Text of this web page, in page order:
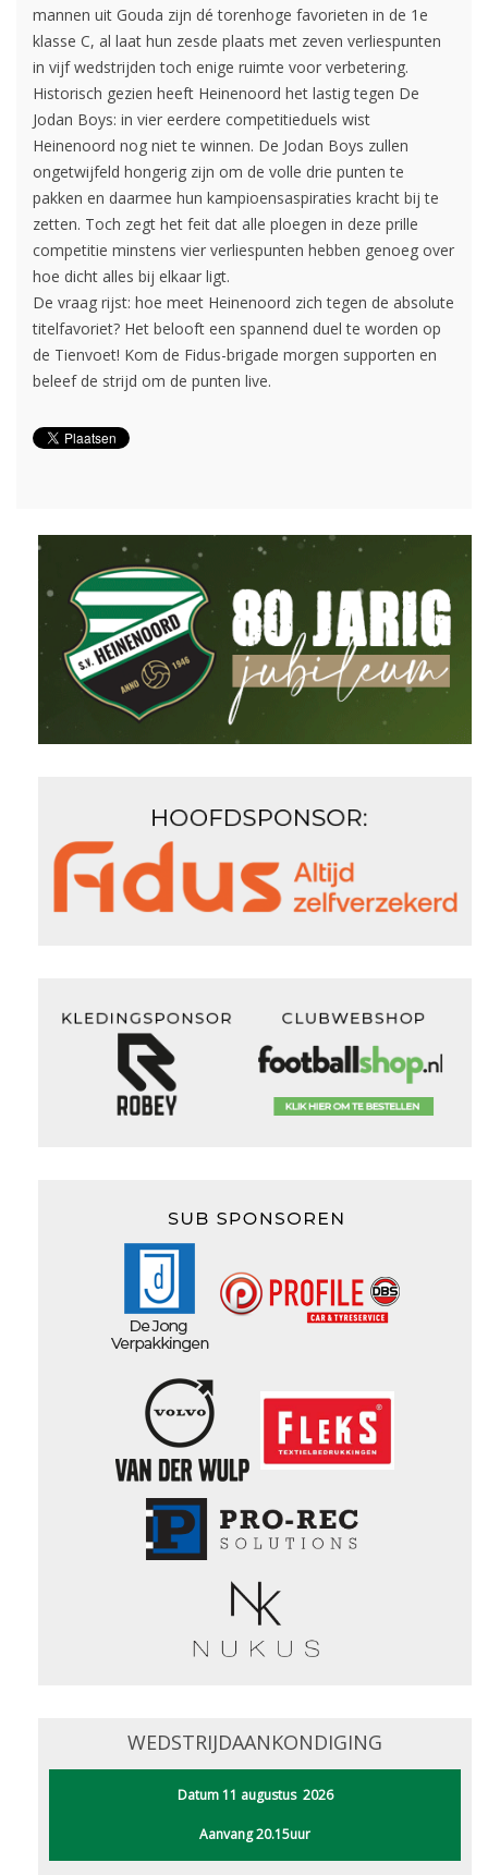
mannen uit Gouda zijn dé torenhoge favorieten in de 1e
klasse C, al laat hun zesde plaats met zeven verliespunten
in vijf wedstrijden toch enige ruimte voor verbetering.
Historisch gezien heeft Heinenoord het lastig tegen De
Jodan Boys: in vier eerdere competitieduels wist
Heinenoord nog niet te winnen. De Jodan Boys zullen
ongetwijfeld hongerig zijn om de volle drie punten te
pakken en daarmee hun kampioensaspiraties kracht bij te
zetten. Toch zegt het feit dat alle ploegen in deze prille
competitie minstens vier verliespunten hebben genoeg over
hoe dicht alles bij elkaar ligt.
De vraag rijst: hoe meet Heinenoord zich tegen de absolute
titelfavoriet? Het belooft een spannend duel te worden op
de Tienvoet! Kom de Fidus-brigade morgen supporten en
beleef de strijd om de punten live.
WEDSTRIJDAANKONDIGING
Datum 11 augustus 2026
Aanvang 20.15uur